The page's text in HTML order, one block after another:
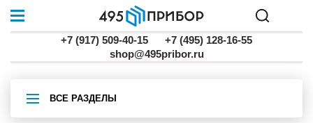
+7 (917) 509-40-15
+7 (495) 128-16-55
shop@495pribor.ru
ВСЕ РАЗДЕЛЫ